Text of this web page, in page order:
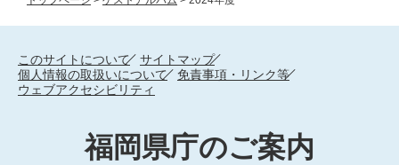
このサイトについて
サイトマップ
個人情報の取扱いについて
免責事項・リンク等
ウェブアクセシビリティ
福岡県庁のご案内